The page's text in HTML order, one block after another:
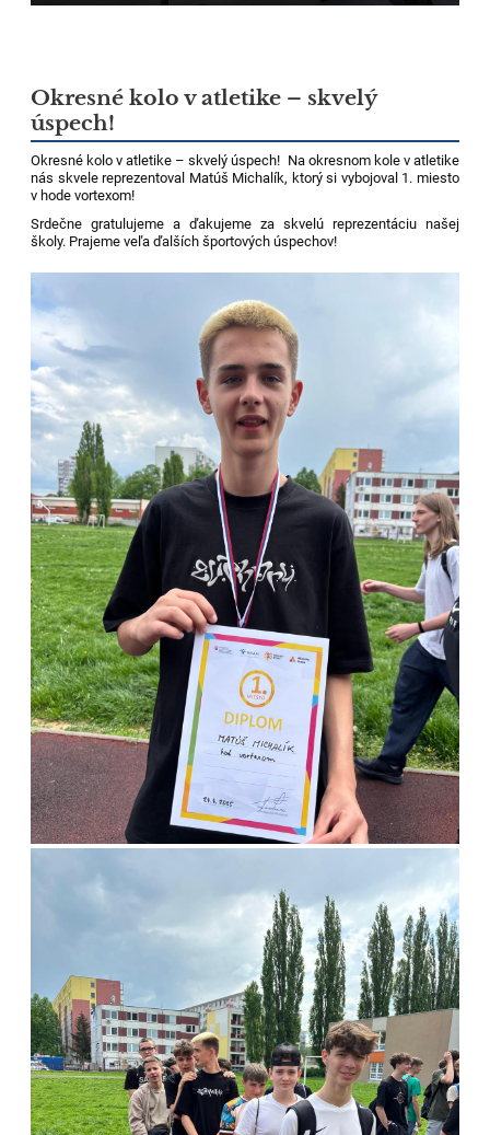
Okresné kolo v atletike – skvelý
úspech!
Okresné kolo v atletike – skvelý úspech! Na okresnom kole v atletike
nás skvele reprezentoval Matúš Michalík, ktorý si vybojoval 1. miesto
v hode vortexom!
Srdečne gratulujeme a ďakujeme za skvelú reprezentáciu našej
školy. Prajeme veľa ďalších športových úspechov!